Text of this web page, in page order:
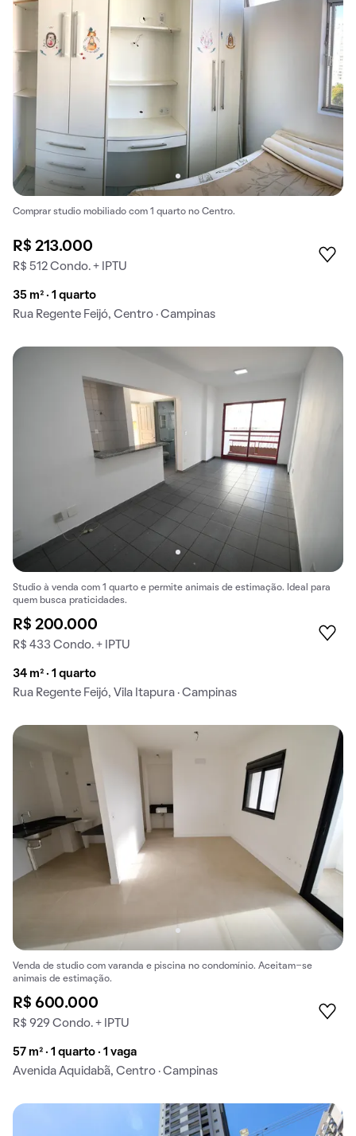
Comprar studio mobiliado com 1 quarto no Centro.
R$ 213.000
R$ 512 Condo. + IPTU
35 m² · 1 quarto
Rua Regente Feijó, Centro · Campinas
Studio à venda com 1 quarto e permite animais de estimação. Ideal para
quem busca praticidades.
R$ 200.000
R$ 433 Condo. + IPTU
34 m² · 1 quarto
Rua Regente Feijó, Vila Itapura · Campinas
Venda de studio com varanda e piscina no condomínio. Aceitam-se
animais de estimação.
R$ 600.000
R$ 929 Condo. + IPTU
57 m² · 1 quarto · 1 vaga
Avenida Aquidabã, Centro · Campinas